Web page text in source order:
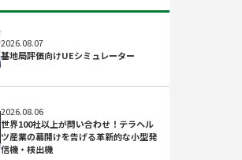
2026.08.07
基地局評価向けUEシミュレーター
2026.08.06
世界100社以上が問い合わせ！テラヘル
ツ産業の幕開けを告げる革新的な小型発
信機・検出機